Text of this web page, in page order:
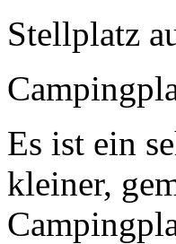
Stellplatz
Es ist ein
kleiner,